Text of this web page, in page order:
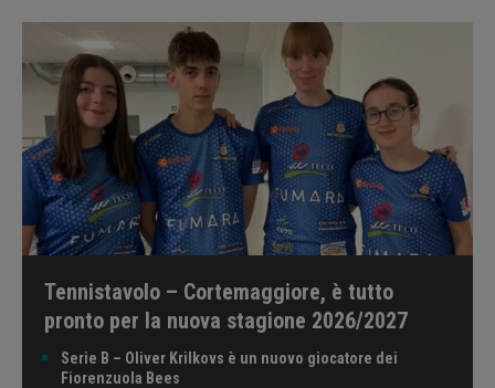
Tennistavolo – Cortemaggiore, è tutto
pronto per la nuova stagione 2026/2027
Serie B – Oliver Krilkovs è un nuovo giocatore dei
Fiorenzuola Bees